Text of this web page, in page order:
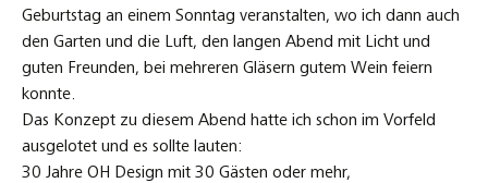
Geburtstag an einem Sonntag veranstalten, wo ich dann auch
den Garten und die Luft, den langen Abend mit Licht und
guten Freunden, bei mehreren Gläsern gutem Wein feiern
konnte.
Das Konzept zu diesem Abend hatte ich schon im Vorfeld
ausgelotet und es sollte lauten:
30 Jahre OH Design mit 30 Gästen oder mehr,